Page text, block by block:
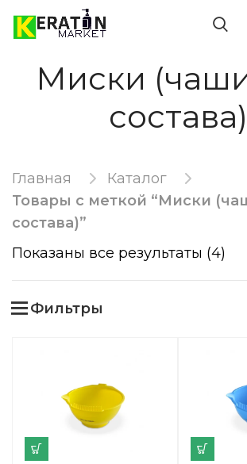
Миски
состава)
Главная
Каталог
Товары с меткой “Миски
состава)”
Показаны все результаты (4)
Фильтры